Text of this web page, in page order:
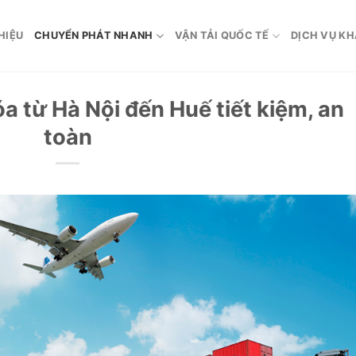
CHUYỂN PHÁT NHANH VẬN TẢI QUỐC TẾ DỊCH VỤ
từ Hà Nội đến Huế tiết kiệm, an
toàn